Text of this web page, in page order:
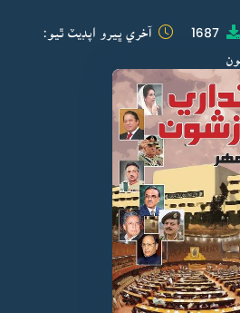
1687 آخري ڀيرو اپڊيٽ ٿيو: